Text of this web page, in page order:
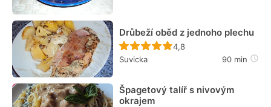
Drůbeží oběd z jednoho plechu
Recept ještě nebyl
4,8
Suvicka
90 min
Špagetový talíř s nivovým
okrajem